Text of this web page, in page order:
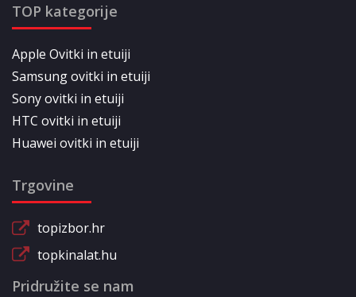
TOP kategorije
Apple Ovitki in etuiji
Samsung ovitki in etuiji
Sony ovitki in etuiji
HTC ovitki in etuiji
Huawei ovitki in etuiji
Trgovine
topizbor.hr
topkinalat.hu
Pridružite se nam